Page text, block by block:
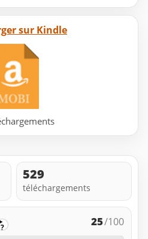
sur Kindle
529
téléchargements
? 25/100